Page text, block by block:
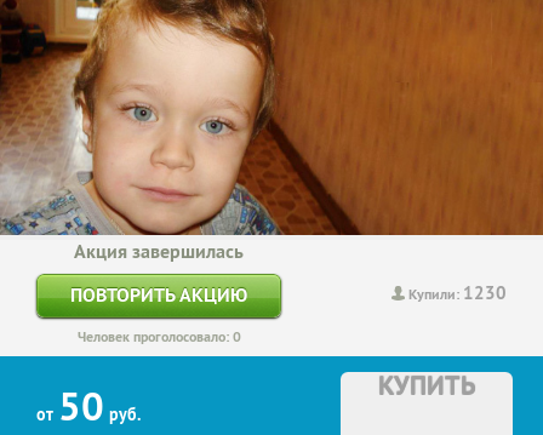
Купили: 1230
Акция завершилась
ПОВТОРИТЬ АКЦИЮ
Человек проголосовало: 0
от 50 руб.
КУПИТЬ